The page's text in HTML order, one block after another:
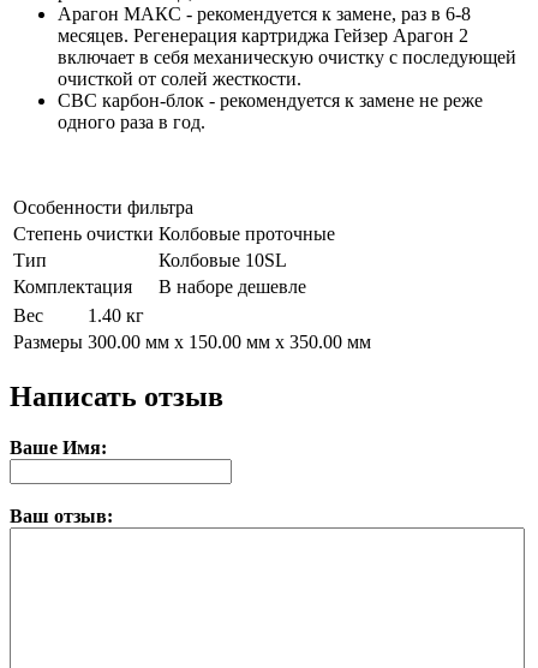
Арагон МАКС - рекомендуется к замене, раз в 6-8
месяцев. Регенерация картриджа Гейзер Арагон 2
включает в себя механическую очистку с последующей
очисткой от солей жесткости.
СВС карбон-блок - рекомендуется к замене не реже
одного раза в год.
Особенности фильтра
Степень очистки Колбовые проточные
Тип
Колбовые 10SL
Комплектация
В наборе дешевле
Вес
1.40 кг
Размеры 300.00 мм x 150.00 мм x 350.00 мм
Написать отзыв
Ваше Имя:
Ваш отзыв: